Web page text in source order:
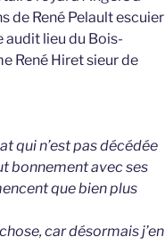
de René Pelault escuier
audit lieu du Bois-
René Hiret sieur de
qui n’est pas décédée
bonnement avec ses
que bien plus
car désormais j’en